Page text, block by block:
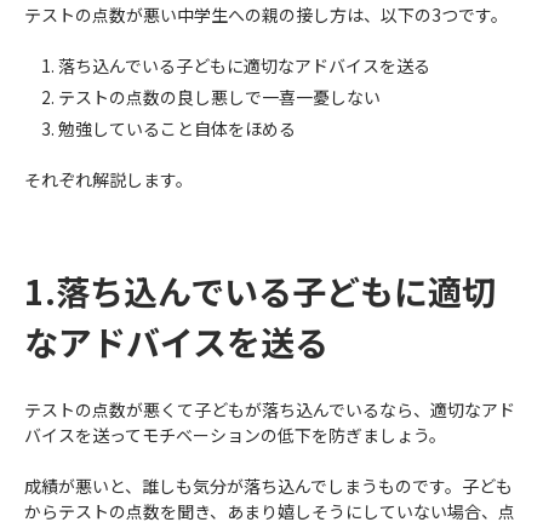
テストの点数が悪い中学生への親の接し方は、以下の3つです。
落ち込んでいる子どもに適切なアドバイスを送る
テストの点数の良し悪しで一喜一憂しない
勉強していること自体をほめる
それぞれ解説します。
1.落ち込んでいる子どもに適切
なアドバイスを送る
テストの点数が悪くて子どもが落ち込んでいるなら、適切なアド
バイスを送ってモチベーションの低下を防ぎましょう。
成績が悪いと、誰しも気分が落ち込んでしまうものです。子ども
からテストの点数を聞き、あまり嬉しそうにしていない場合、点